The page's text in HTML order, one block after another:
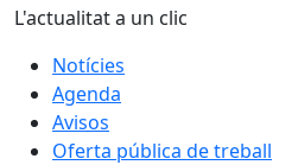
L'actualitat a un clic
Notícies
Agenda
Avisos
Oferta pública de treball